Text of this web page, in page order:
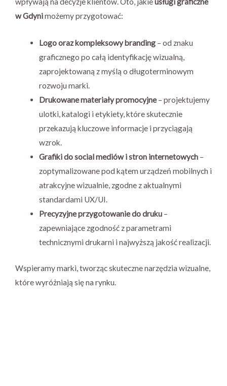
w Gdynimożemy przygotować:
Logo oraz kompleksowy branding– od znaku
graficznego po całą identyfikację wizualną,
zaprojektowaną z myślą o długoterminowym
rozwoju marki.
Drukowane materiały promocyjne– projektujemy
ulotki, katalogi i etykiety, które skutecznie
przekazują kluczowe informacje i przyciągają
wzrok.
Grafiki do social mediów i stron internetowych–
zoptymalizowane pod kątem urządzeń mobilnych i
atrakcyjne wizualnie, zgodne z aktualnymi
standardami UX/UI.
Precyzyjne przygotowanie do druku–
zapewniające zgodność z parametrami
technicznymi drukarni i najwyższą jakość realizacji.
Wspieramy marki, tworząc skuteczne narzędzia wizualne,
które wyróżniają się na rynku.